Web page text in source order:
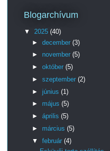
Blogarchívum
▼ 2025 (40)
► december (3)
► november (5)
► október (5)
► szeptember (2)
► június (1)
► május (5)
► április (5)
► március (5)
▼ február (4)